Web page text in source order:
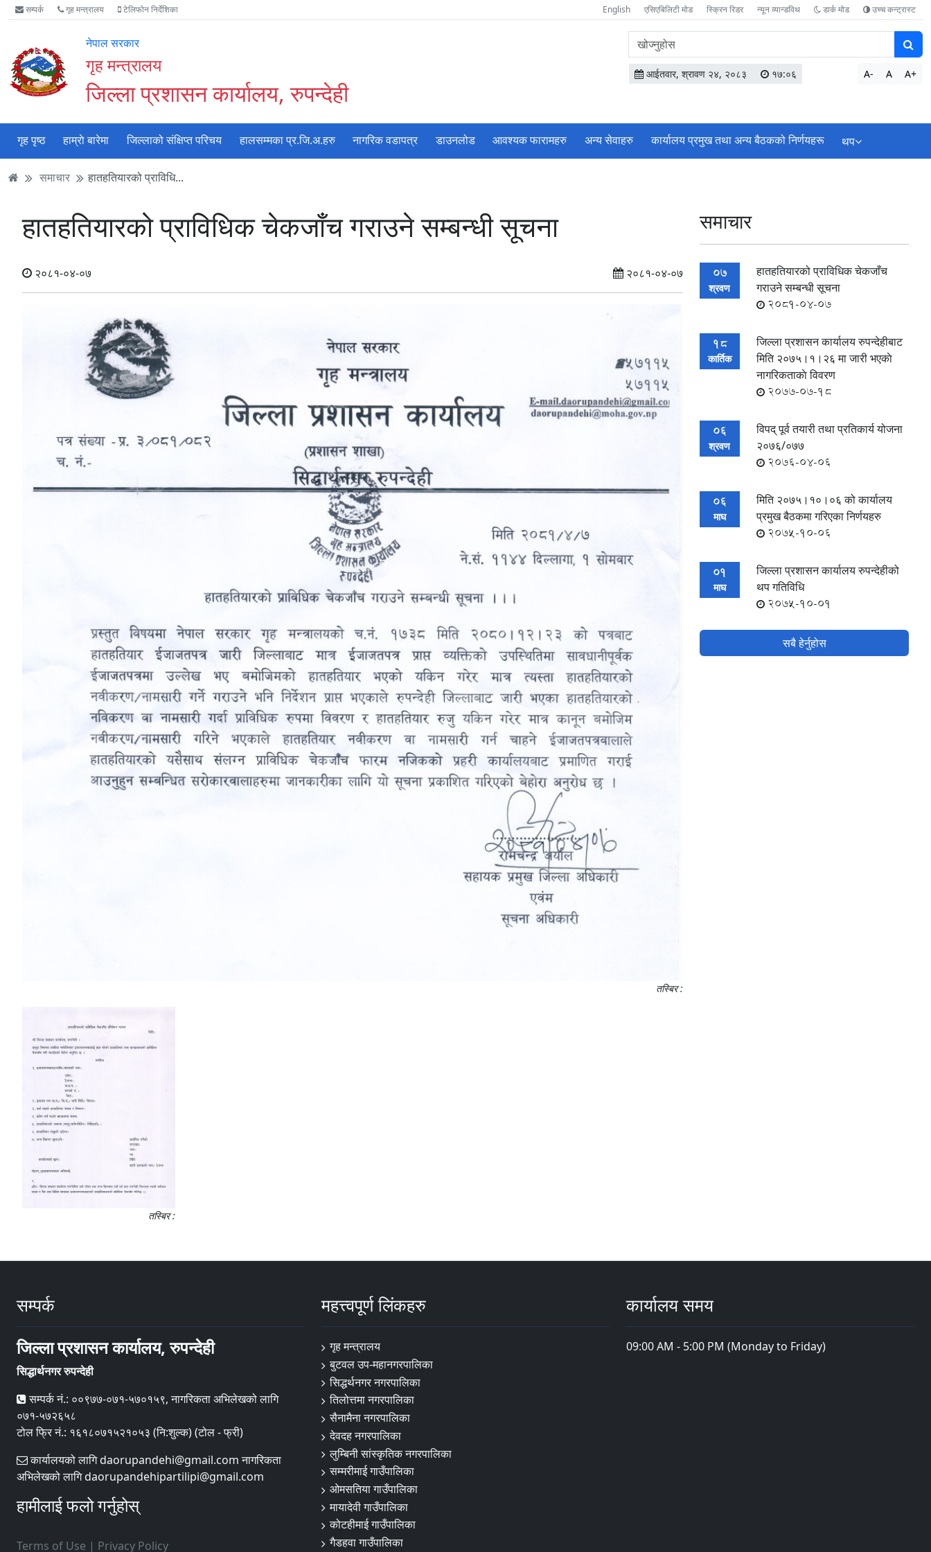
Accessibility
Mode
गर्नुहोस्
मुख्य
सामाग्री
मुख्य
नेभिगेसन
वेबसाइट
खोजमा
सम्पर्क गृह मन्त्रालय टेलिफोन निर्देशिका English एसिएबिलिटी मोड स्क्रिन रिडर न्यून व्यान्डविथ डार्क मोड उच्च कन्ट्रास्ट
नेपाल सरकार
गृह मन्त्रालय
जिल्ला प्रशासन कार्यालय, रुपन्देही
वेबसाइटमा
सामग्री
खोज्नुहोस
आईतवार, श्रावण २४, २०८३ १७:०६ A- A A+
गृह पृष्ठ हाम्राे बारेमा जिल्लाको संक्षिप्त परिचय हालसम्मका प्र.जि.अ.हरु नागरिक वडापत्र डाउनलोड आवश्यक फारामहरु अन्य सेवाहरु कार्यालय प्रमुख तथा अन्य बैठकको निर्णयहरू थप
समाचार हातहतियारको प्राविधि...
हातहतियारको प्राविधिक चेकजाँच गराउने सम्बन्धी सूचना
२०८१-०४-०७ २०८१-०४-०७
तस्बिर :
तस्बिर :
समाचार
07
श्रवण
हातहतियारको प्राविधिक चेकजाँच
गराउने सम्बन्धी सूचना
2081-04-07
18
कार्तिक
जिल्ला प्रशासन कार्यालय रुपन्देहीबाट
मिति २०७५।१।२६ मा जारी भएकाे
नागरिकताकाे विवरण
2077-07-18
06
श्रवण
विपद् पूर्व तयारी तथा प्रतिकार्य योजना
२०७६/०७७
2076-04-06
06
माघ
मिति २०७५।१०।०६ को कार्यालय
प्रमुख बैठकमा गरिएका निर्णयहरु
2075-10-06
01
माघ
जिल्ला प्रशासन कार्यालय रुपन्देहीको
थप गतिविधि
2075-10-01
सबै हेर्नुहोस
सम्पर्क
जिल्ला प्रशासन कार्यालय, रुपन्देही
सिद्धार्थनगर रुपन्देही
सम्पर्क नं.: ००९७७-०७१-५७०१५९, नागरिकता अभिलेखको लागि
०७१-५७२६५८
टोल फ्रि नं.: १६१८०७१५२१०५३ (नि:शुल्क) (टोल - फ्री)
कार्यालयको लागि daorupandehi@gmail.com नागरिकता
अभिलेखको लागि daorupandehipartilipi@gmail.com
हामीलाई फलो गर्नुहोस्
Terms of Use | Privacy Policy
महत्त्वपूर्ण लिंकहरु
गृह मन्त्रालय
बुटवल उप-महानगरपालिका
सिद्धर्थनगर नगरपालिका
तिलोत्तमा नगरपालिका
सैनामैना नगरपालिका
देवदह नगरपालिका
लुम्बिनी सांस्कृतिक नगरपालिका
सम्मरीमाई गाउँपालिका
ओमसतिया गाउँपालिका
मायादेवी गाउँपालिका
कोटहीमाई गाउँपालिका
गैडहवा गाउँपालिका
कार्यालय समय
09:00 AM - 5:00 PM (Monday to Friday)